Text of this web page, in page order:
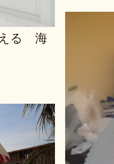
える 海